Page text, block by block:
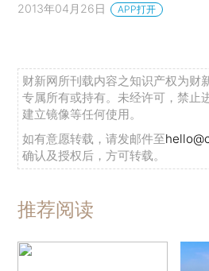
2013年04月26日 APP打开
财新网所刊载内容之知识产权为财
专属所有或持有。未经许可，禁止
建立镜像等任何使用。
如有意愿转载，请发邮件至
确认及授权后，方可转载。
推荐阅读